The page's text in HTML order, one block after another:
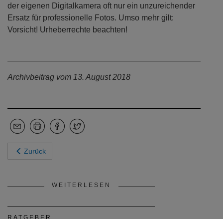
der eigenen Digitalkamera oft nur ein unzureichender
Ersatz für professionelle Fotos. Umso mehr gilt:
Vorsicht! Urheberrechte beachten!
Archivbeitrag vom 13. August 2018
Zurück
WEITERLESEN
RATGEBER